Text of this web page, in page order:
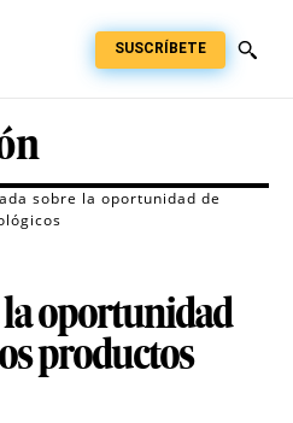
SUSCRÍBETE
sobre la oportunidad de
oportunidad
productos